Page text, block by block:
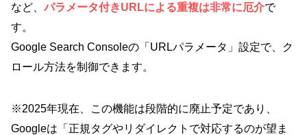
など、 パラメータ付きURLによる重複は非常に厄介で
す。
Google Search Consoleの「URLパラメータ」設定で、ク
ロール方法を制御できます。
※2025年現在、この機能は段階的に廃止予定であり、
Googleは「正規タグやリダイレクトで対応するのが望ま